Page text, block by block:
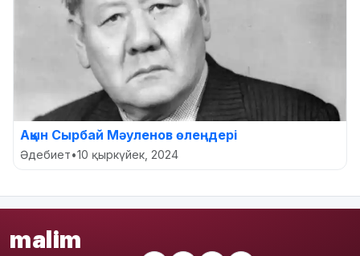
Ақын Сырбай Мәуленов өлеңдері
Әдебиет•10 қыркүйек, 2024
malim